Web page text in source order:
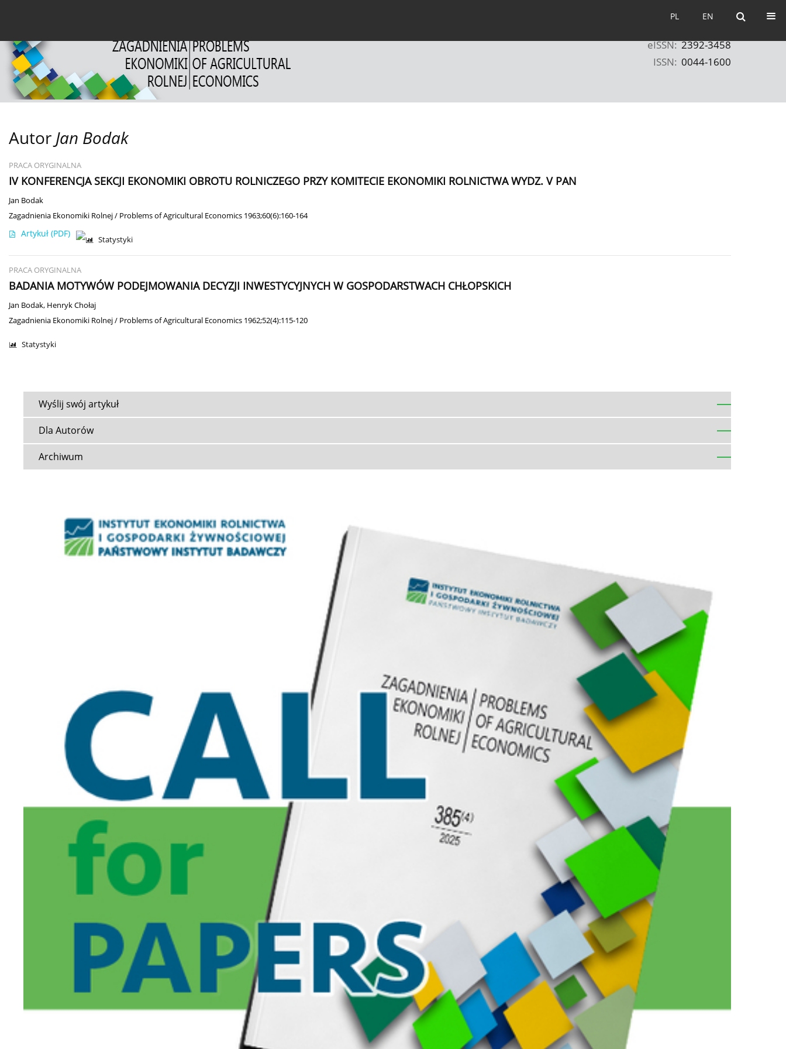
EN
PL EN
PL
eISSN: 2392-3458
ISSN: 0044-1600
Autor Jan Bodak
PRACA ORYGINALNA
IV KONFERENCJA SEKCJI EKONOMIKI OBROTU ROLNICZEGO PRZY KOMITECIE EKONOMIKI ROLNICTWA WYDZ. V PAN
Jan Bodak
Zagadnienia Ekonomiki Rolnej / Problems of Agricultural Economics 1963;60(6):160-164
Artykuł (PDF)
Statystyki
PRACA ORYGINALNA
BADANIA MOTYWÓW PODEJMOWANIA DECYZJI INWESTYCYJNYCH W GOSPODARSTWACH CHŁOPSKICH
Jan Bodak, Henryk Chołaj
Zagadnienia Ekonomiki Rolnej / Problems of Agricultural Economics 1962;52(4):115-120
Statystyki
Wyślij swój artykuł
Dla Autorów
Archiwum